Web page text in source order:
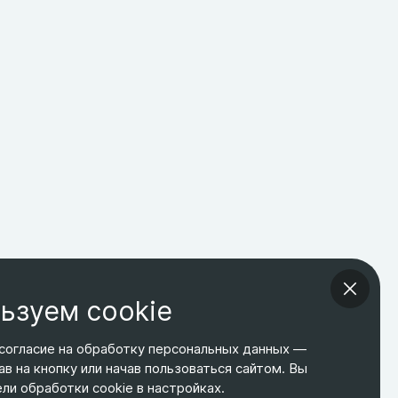
ТЕЛЕФОН
+7 495 266-65-67
ЭЛ. ПОЧТА
shop@relines.ru
АДРЕС
Москва, Гаражная 8
cookie
на обработку персональных данных —
на кнопку или начав пользоваться сайтом. Вы
обработки cookie в настройках.